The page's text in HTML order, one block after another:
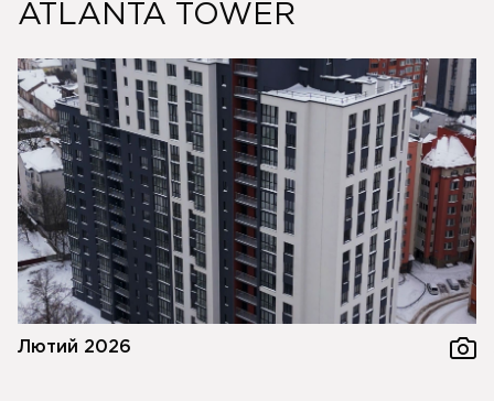
ATLANTA TOWER
Лютий 2026